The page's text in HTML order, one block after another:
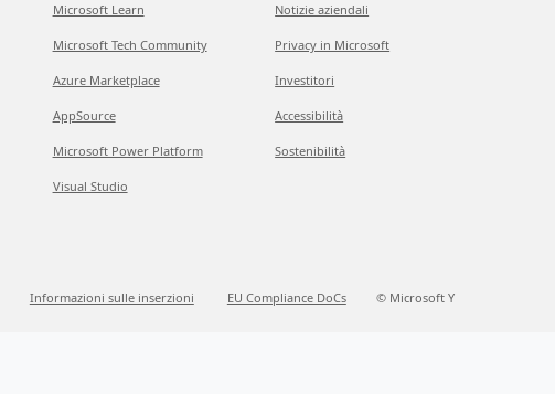
Microsoft Learn
Microsoft Tech Community
Azure Marketplace
AppSource
Microsoft Power Platform
Visual Studio
Notizie aziendali
Privacy in Microsoft
Investitori
Accessibilità
Sostenibilità
Informazioni sulle inserzioni EU Compliance DoCs © Microsoft Y